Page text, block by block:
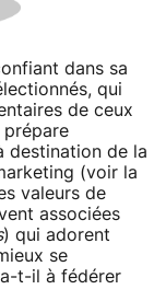
dans sa
qui
de ceux
destination de la
(voir la
valeurs de
associées
) qui adorent
se
t-il à fédérer